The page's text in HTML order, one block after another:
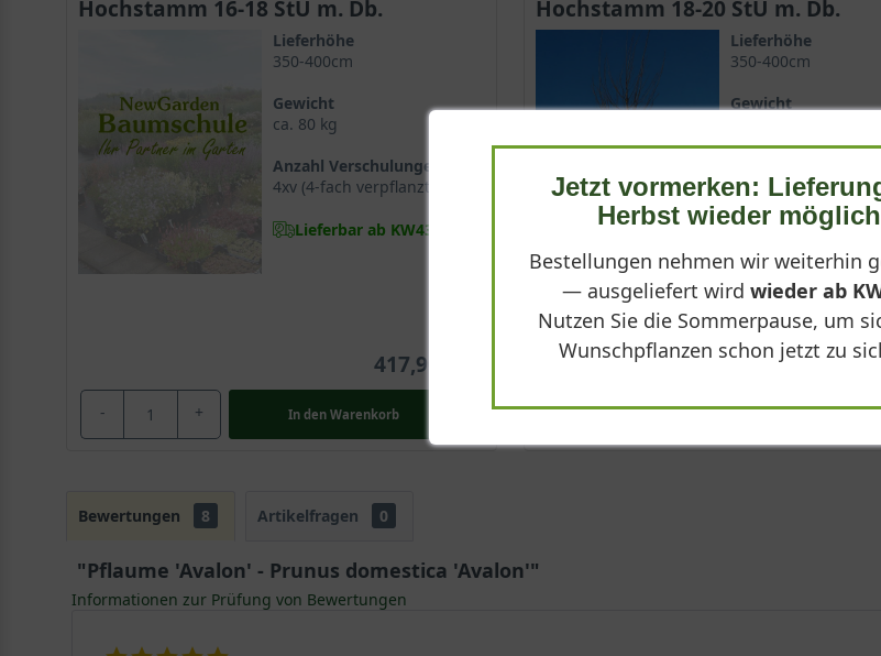
Hochstamm 16-18 StU m. Db.
Lieferhöhe
350-400cm
Gewicht
ca. 80 kg
Anzahl Verschulungen
4xv (4-fach verpflanzt)
Lieferbar ab KW43
417,90 €
- + In den Warenkorb
Hochstamm 18-20 StU m. Db.
Lieferhöhe
350-400cm
Gewicht
4xv (4-fach
Lieferbar ab KW43
- + In den Warenkorb
Bewertungen 8 Artikelfragen 0
"Pflaume 'Avalon' - Prunus domestica 'Avalon'"
Informationen zur Prüfung von Bewertungen
Jetzt vormerken:
Herbst wieder möglich
Bestellungen nehmen wir weiterhin
— ausgeliefert wird wieder ab
Nutzen Sie die Sommerpause, um
Wunschpflanzen schon jetzt zu